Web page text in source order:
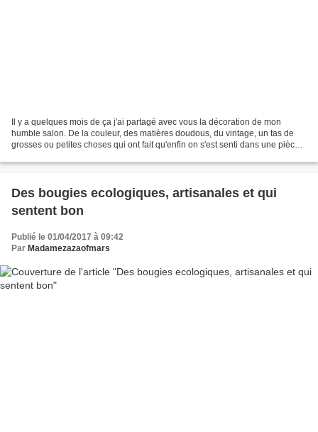
Il y a quelques mois de ça j'ai partagé avec vous la décoration de mon
humble salon. De la couleur, des matières doudous, du vintage, un tas de
grosses ou petites choses qui ont fait qu'enfin on s'est senti dans une pièce
Des bougies ecologiques, artisanales et qui
sentent bon
Publié le 01/04/2017 à 09:42
Par Madamezazaofmars